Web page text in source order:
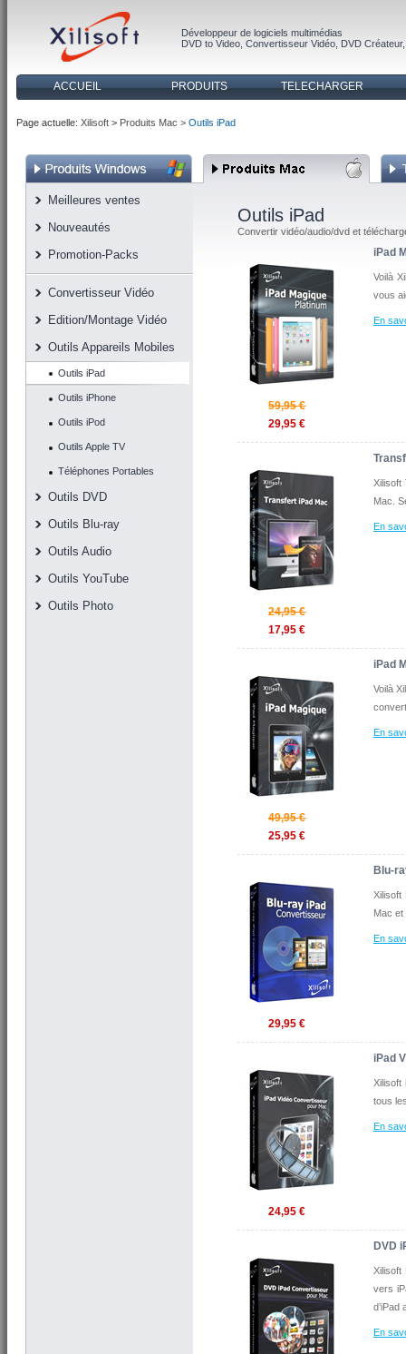
Développeur de logiciels multimédias
DVD to Video Convertisseur Vidéo DVD Créateur
ACCUEIL PRODUITS TELECHARGER
Page actuelle: Xilisoft > Produits Mac > Outils iPad
Outils iPad
Convertir vidéo/audio/dvd et
59,95 €
29,95 €
iPad
Voilà
vous
En
24,95 €
17,95 €
Xilisoft
Mac.
En
49,95 €
25,95 €
iPad
Voilà
En
29,95 €
Blu-
Xilisoft
Mac et
En
24,95 €
iPad
Xilisoft
tous
En
DVD
Xilisoft
vers
d’iPad
En
Meilleures ventes
Nouveautés
Promotion-Packs
Convertisseur Vidéo
Edition/Montage Vidéo
Outils Appareils Mobiles
Outils iPad
Outils iPhone
Outils iPod
Outils Apple TV
Téléphones Portables
Outils DVD
Outils Blu-ray
Outils Audio
Outils YouTube
Outils Photo